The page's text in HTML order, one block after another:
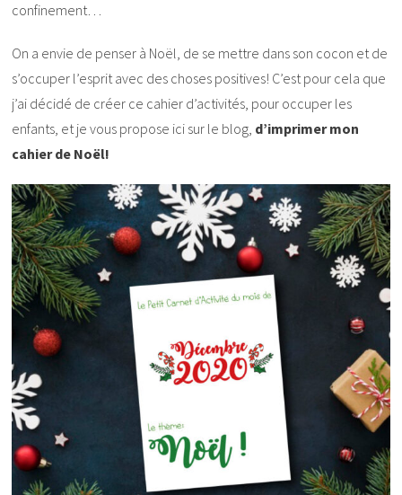
confinement…
On a envie de penser à Noël, de se mettre dans son cocon et de
s’occuper l’esprit avec des choses positives! C’est pour cela que
j’ai décidé de créer ce cahier d’activités, pour occuper les
enfants, et je vous propose ici sur le blog, d’imprimer mon
cahier de Noël!